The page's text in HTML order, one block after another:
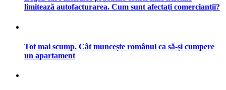
limitează autofacturarea. Cum sunt afectați comercianții?
Tot mai scump. Cât muncește românul ca să-și cumpere
un apartament